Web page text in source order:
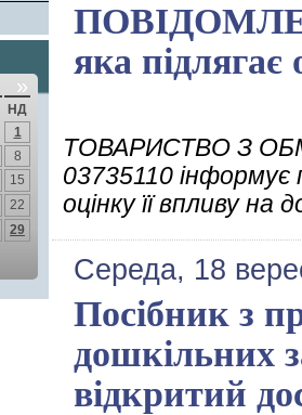
»
НД
1
8
15
22
29
яка підлягає
ТОВАРИСТВО З
03735110 інформує
оцінку її впливу на
Середа, 18
Посібник з
дошкільних
відкритий